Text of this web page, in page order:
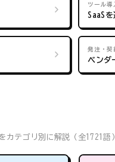
ツール導
SaaS
発注・契
ベンダ
テゴリ別に解説（全1721語）